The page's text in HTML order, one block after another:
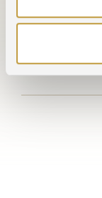
30.09.2025 »